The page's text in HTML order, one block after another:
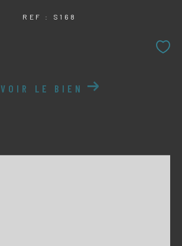
REF : S168
VOIR LE BIEN